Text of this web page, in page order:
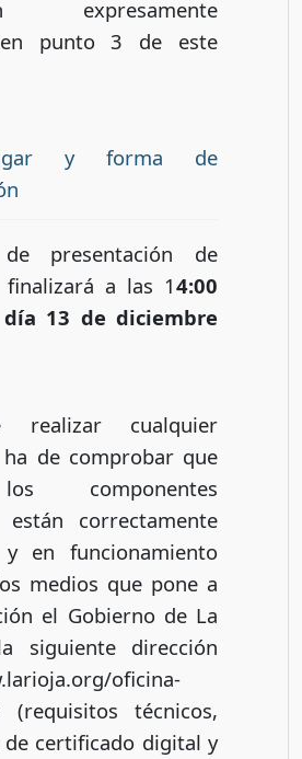
expresamente
en punto 3 de este
y forma de
presentación de
finalizará a las 14:00
13 de diciembre
realizar cualquier
de comprobar que
componentes
están correctamente
y en funcionamiento
medios que pone a
el Gobierno de La
siguiente dirección
oficina-
(requisitos técnicos,
certificado digital y